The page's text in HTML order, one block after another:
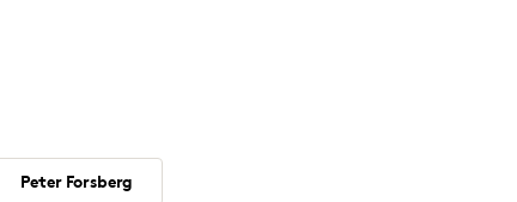
Peter Forsberg